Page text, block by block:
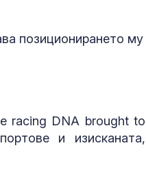
позиционирането му
racing DNA brought to
и изисканата,